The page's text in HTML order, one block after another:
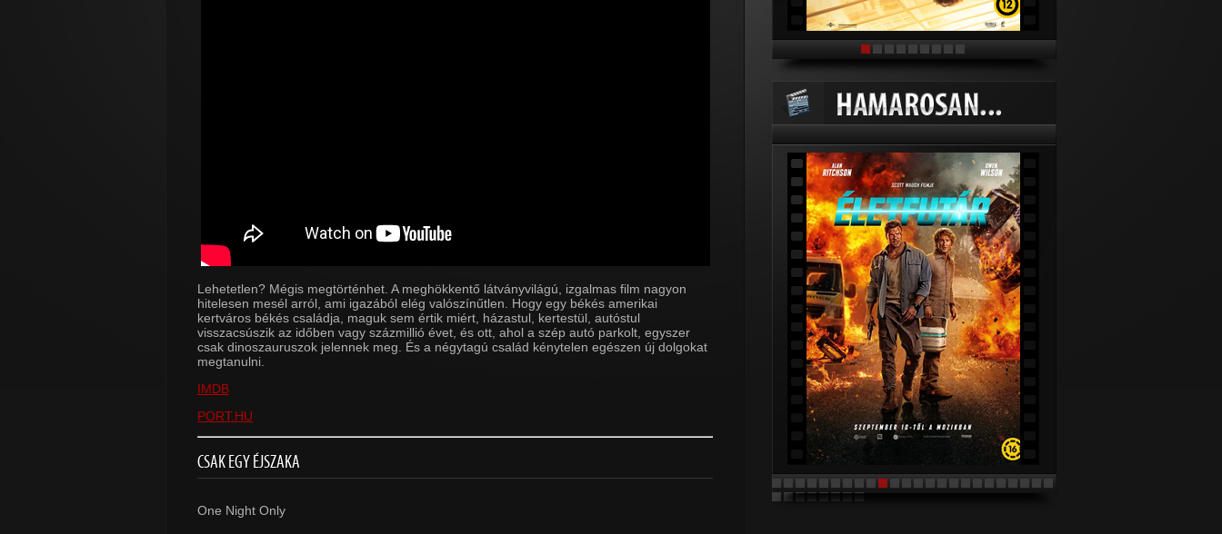
Lehetetlen? Mégis megtörténhet. A meghökkentő látványvilágú, izgalmas film nagyon
hitelesen mesél arról, ami igazából elég valószínűtlen. Hogy egy békés amerikai
kertváros békés családja, maguk sem értik miért, házastul, kertestül, autóstul
visszacsúszik az időben vagy százmillió évet, és ott, ahol a szép autó parkolt, egyszer
csak dinoszauruszok jelennek meg. És a négytagú család kénytelen egészen új dolgokat
megtanulni.
IMDB
PORT.HU
CSAK EGY ÉJSZAKA
One Night Only